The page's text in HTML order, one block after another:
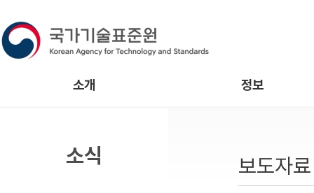
소개 정보
보도자료
소식